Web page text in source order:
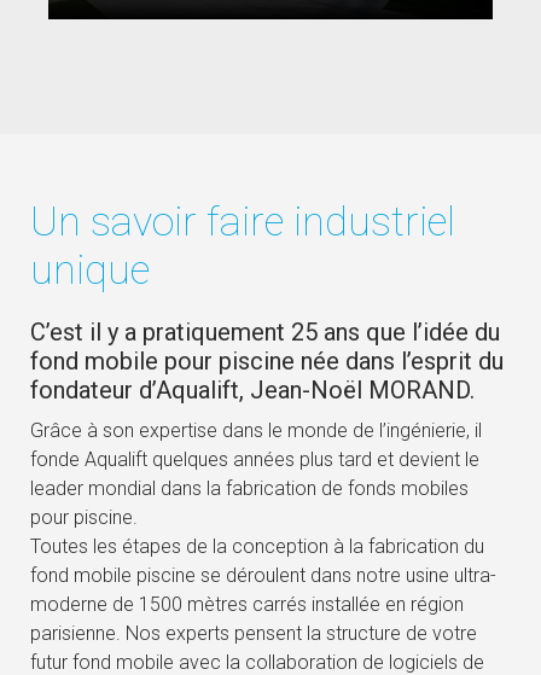
Un savoir faire industriel
unique
C’est il y a pratiquement 25 ans que l’idée du
fond mobile pour piscine née dans l’esprit du
fondateur d’Aqualift, Jean-Noël MORAND.
Grâce à son expertise dans le monde de l’ingénierie, il
fonde Aqualift quelques années plus tard et devient le
leader mondial dans la fabrication de fonds mobiles
pour piscine.
Toutes les étapes de la conception à la fabrication du
fond mobile piscine se déroulent dans notre usine ultra-
moderne de 1500 mètres carrés installée en région
parisienne. Nos experts pensent la structure de votre
futur fond mobile avec la collaboration de logiciels de